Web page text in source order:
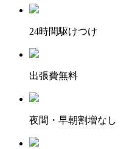
24時間駆けつけ
出張費無料
夜間・早朝割増なし